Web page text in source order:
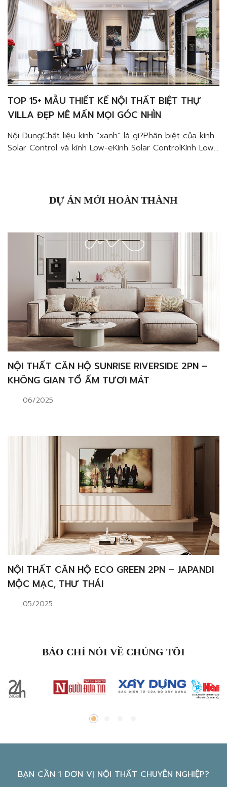
TOP 15+ MẪU THIẾT KẾ NỘI THẤT BIỆT THỰ
VILLA ĐẸP MÊ MẨN MỌI GÓC NHÌN
Nội DungChất liệu kính “xanh” là gì?Phân biệt của kính
Solar Control và kính Low-eKính Solar ControlKính Low-
cấp của gia chủ luôn là một điều […]
DỰ ÁN MỚI HOÀN THÀNH
NỘI THẤT CĂN HỘ SUNRISE RIVERSIDE 2PN –
KHÔNG GIAN TỔ ẤM TƯƠI MÁT
06/2025
NỘI THẤT CĂN HỘ ECO GREEN 2PN – JAPANDI
MỘC MẠC, THƯ THÁI
05/2025
BÁO CHÍ NÓI VỀ CHÚNG TÔI
BẠN CẦN 1 ĐƠN VỊ NỘI THẤT CHUYÊN NGHIỆP?